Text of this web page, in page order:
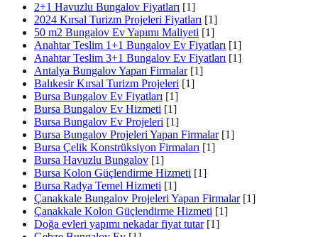
2+1 Havuzlu Bungalov Fiyatları [1]
2024 Kırsal Turizm Projeleri Fiyatları [1]
50 m2 Bungalov Ev Yapımı Maliyeti [1]
Anahtar Teslim 1+1 Bungalov Ev Fiyatları [1]
Anahtar Teslim 3+1 Bungalov Ev Fiyatları [1]
Antalya Bungalov Yapan Firmalar [1]
Balıkesir Kırsal Turizm Projeleri [1]
Bursa Bungalov Ev Fiyatları [1]
Bursa Bungalov Ev Hizmeti [1]
Bursa Bungalov Ev Projeleri [1]
Bursa Bungalov Projeleri Yapan Firmalar [1]
Bursa Çelik Konstrüksiyon Firmaları [1]
Bursa Havuzlu Bungalov [1]
Bursa Kolon Güçlendirme Hizmeti [1]
Bursa Radya Temel Hizmeti [1]
Çanakkale Bungalov Projeleri Yapan Firmalar [1]
Çanakkale Kolon Güçlendirme Hizmeti [1]
Doğa evleri yapımı nekadar fiyat tutar [1]